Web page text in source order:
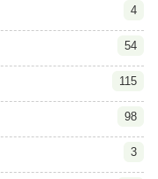
4
54
115
98
3